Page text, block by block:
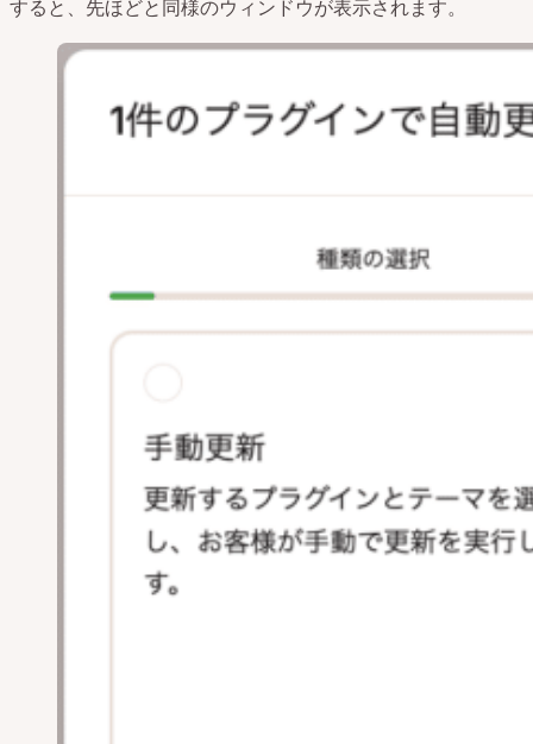
すると、先ほどと同様のウィンドウが表示されます。